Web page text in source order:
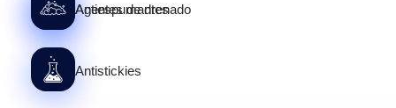
Agentes de drenado
Antiespumantes
Antistickies